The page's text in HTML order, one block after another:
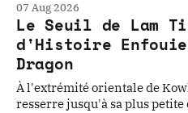
の必然を解く。
07 Aug 2026
Le Seuil de Lam
d'Histoire
Dragon
À l'extrémité orientale de
resserre jusqu'à sa plus